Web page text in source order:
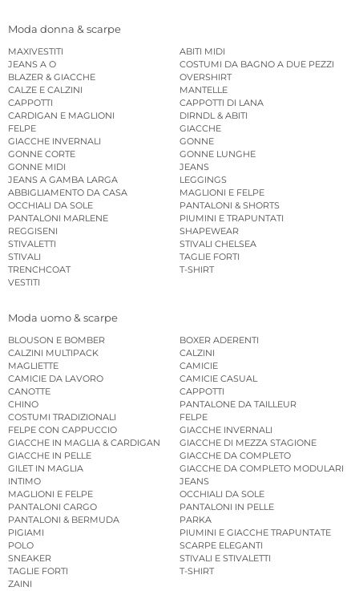
Moda donna & scarpe
MAXIVESTITI
ABITI MIDI
JEANS A O
COSTUMI DA BAGNO A DUE PEZZI
BLAZER & GIACCHE
OVERSHIRT
CALZE E CALZINI
MANTELLE
CAPPOTTI
CAPPOTTI DI LANA
CARDIGAN E MAGLIONI
DIRNDL & ABITI
FELPE
GIACCHE
GIACCHE INVERNALI
GONNE
GONNE CORTE
GONNE LUNGHE
GONNE MIDI
JEANS
JEANS A GAMBA LARGA
LEGGINGS
ABBIGLIAMENTO DA CASA
MAGLIONI E FELPE
OCCHIALI DA SOLE
PANTALONI & SHORTS
PANTALONI MARLENE
PIUMINI E TRAPUNTATI
REGGISENI
SHAPEWEAR
STIVALETTI
STIVALI CHELSEA
STIVALI
TAGLIE FORTI
TRENCHCOAT
T-SHIRT
VESTITI
Moda uomo & scarpe
BLOUSON E BOMBER
BOXER ADERENTI
CALZINI MULTIPACK
CALZINI
MAGLIETTE
CAMICIE
CAMICIE DA LAVORO
CAMICIE CASUAL
CANOTTE
CAPPOTTI
CHINO
PANTALONE DA TAILLEUR
COSTUMI TRADIZIONALI
FELPE
FELPE CON CAPPUCCIO
GIACCHE INVERNALI
GIACCHE IN MAGLIA & CARDIGAN
GIACCHE DI MEZZA STAGIONE
GIACCHE IN PELLE
GIACCHE DA COMPLETO
GILET IN MAGLIA
GIACCHE DA COMPLETO MODULARI
INTIMO
JEANS
MAGLIONI E FELPE
OCCHIALI DA SOLE
PANTALONI CARGO
PANTALONI IN PELLE
PANTALONI & BERMUDA
PARKA
PIGIAMI
PIUMINI E GIACCHE TRAPUNTATE
POLO
SCARPE ELEGANTI
SNEAKER
STIVALI E STIVALETTI
TAGLIE FORTI
T-SHIRT
ZAINI